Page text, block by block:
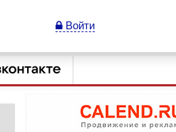
Войти